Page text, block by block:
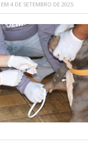
EM 4 DE SETEMBRO DE 2025